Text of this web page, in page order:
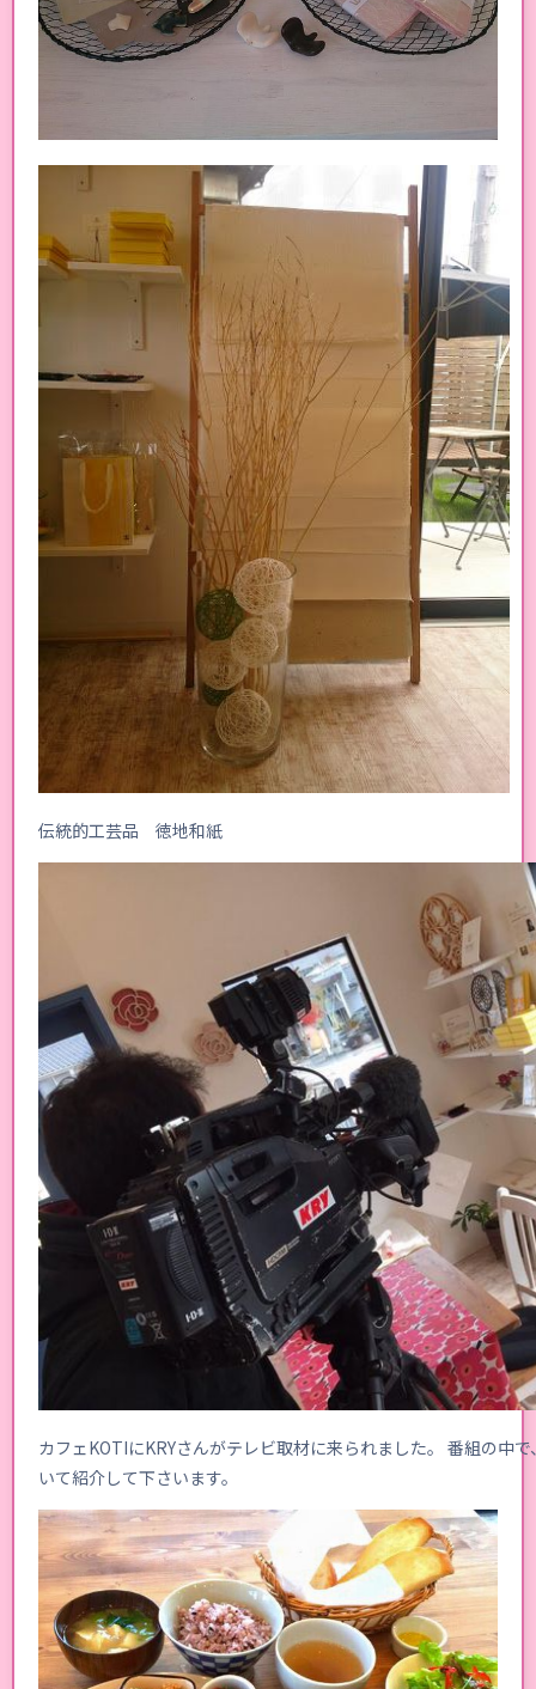
伝統的工芸品 徳地和紙
カフェKOTIにKRYさんがテレビ取材に来られました。 番組の中
いて紹介して下さいます。